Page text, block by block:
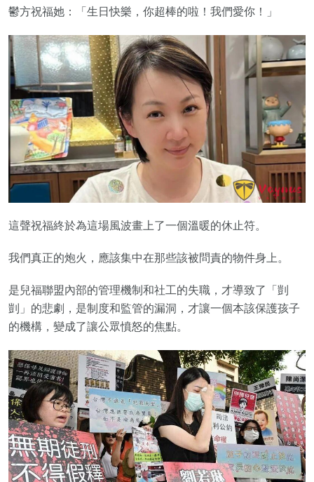
鬱方祝福她：「生日快樂，你超棒的啦！我們愛你！」
這聲祝福終於為這場風波畫上了一個溫暖的休止符。
我們真正的炮火，應該集中在那些該被問責的物件身上。
是兒福聯盟內部的管理機制和社工的失職，才導致了「剴
剴」的悲劇，是制度和監管的漏洞，才讓一個本該保護孩子
的機構，變成了讓公眾憤怒的焦點。